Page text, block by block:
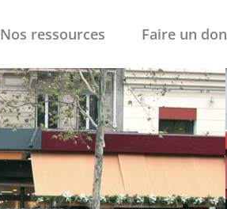
Nos ressources Faire un don